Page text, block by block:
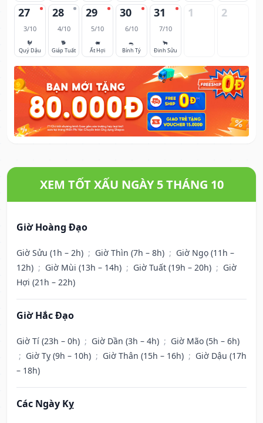
27
3/10
🐓
Quý Dậu
28
4/10
🐕
Giáp Tuất
29
5/10
🐖
Ất Hợi
30
6/10
🐀
Bính Tý
31
7/10
🐂
Đinh Sửu
1 2
XEM TỐT XẤU NGÀY 5 THÁNG 10
Giờ Hoàng Đạo
Giờ Sửu (1h – 2h) ; Giờ Thìn (7h – 8h) ; Giờ Ngọ (11h –
12h) ; Giờ Mùi (13h – 14h) ; Giờ Tuất (19h – 20h) ; Giờ
Hợi (21h – 22h)
Giờ Hắc Đạo
Giờ Tí (23h – 0h) ; Giờ Dần (3h – 4h) ; Giờ Mão (5h – 6h)
; Giờ Tỵ (9h – 10h) ; Giờ Thân (15h – 16h) ; Giờ Dậu (17h
– 18h)
Các Ngày Kỵ